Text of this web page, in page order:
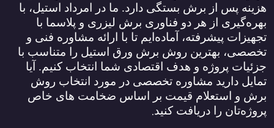
هزینه پس از برش بستگی دارد. ما در امرداد استیل، با
بهره‌گیری از هر دو فناوری برش لیزری و پلاسما با
تجهیزات پیشرفته، آماده‌ایم تا با ارائه مشاوره فنی و
تخصصی، بهترین روش برش ورق استیل را متناسب با
جزئیات پروژه و هدف اقتصادی شما انتخاب کنیم. آیا
تمایل دارید مشاوره تخصصی در مورد انتخاب روش
برش و استعلام قیمت بر اساس ضخامت‌ های خاص
پروژه‌تان را دریافت کنید.